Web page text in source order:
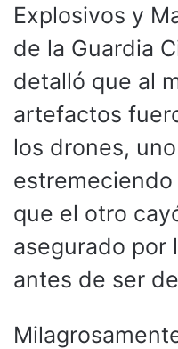
Explosivos y
de la Guardia
detalló que al
artefactos
los drones,
que el otro
asegurado por
antes de ser